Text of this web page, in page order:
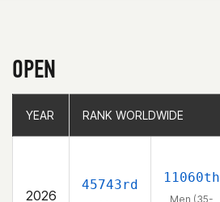
OPEN
YEAR RANK WORLDWIDE
2026
45743rd 11060th
Men (35-
YEAR RANK WORLDWIDE